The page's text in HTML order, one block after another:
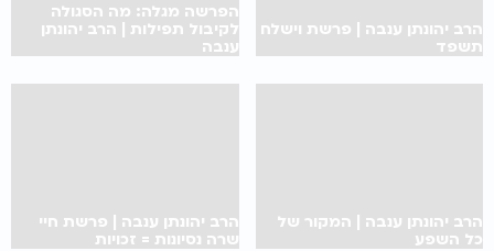
הרב יהונתן ענבה | פרשת וישלח
תשפד
הפרשה מגלה: מה הסגולה
לקיבול תפילות | הרב יהונתן
ענבה
הרב יהונתן ענבה | המקור של
כל השפע
הרב יהונתן ענבה | פרשת חיי
שרה נסיונות = זכויות